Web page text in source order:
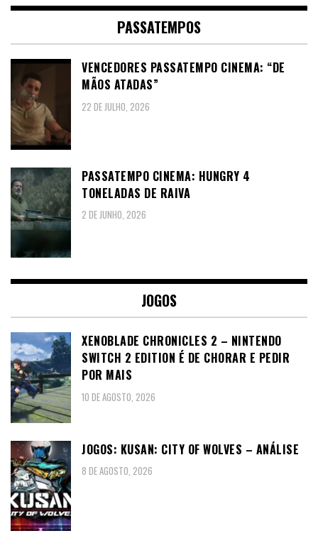
PASSATEMPOS
VENCEDORES PASSATEMPO CINEMA: “DE
MÃOS ATADAS”
22 DE JULHO, 2026
PASSATEMPO CINEMA: HUNGRY 4
TONELADAS DE RAIVA
2 DE JUNHO, 2026
JOGOS
XENOBLADE CHRONICLES 2 – NINTENDO
SWITCH 2 EDITION É DE CHORAR E PEDIR
POR MAIS
10 DE AGOSTO, 2026
JOGOS: KUSAN: CITY OF WOLVES – ANÁLISE
8 DE AGOSTO, 2026